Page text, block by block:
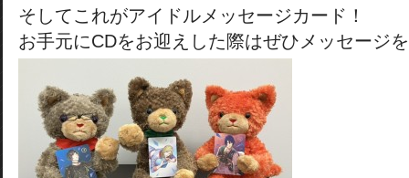
そしてこれがアイドルメッセージカード！
お手元にCDをお迎えした際はぜひメッセージ